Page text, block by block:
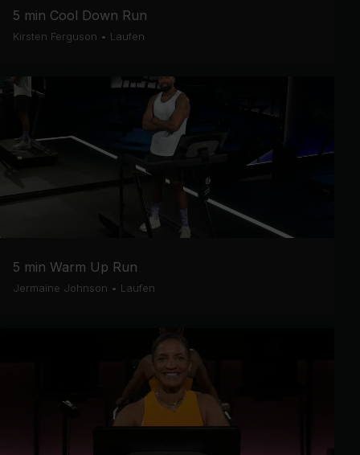
5 min Cool Down Run
Kirsten Ferguson • Laufen
5 min Warm Up Run
Jermaine Johnson • Laufen